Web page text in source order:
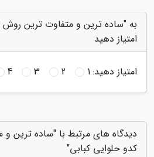
به "ساده ترین و متفاوت ترین روش
امتیاز دهید
امتیاز دهید:1
2
3
4
دیدگاه های مرتبط با "ساده ترین
کدو حلوایی کبابی"